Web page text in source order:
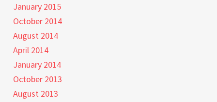
January 2015
October 2014
August 2014
April 2014
January 2014
October 2013
August 2013